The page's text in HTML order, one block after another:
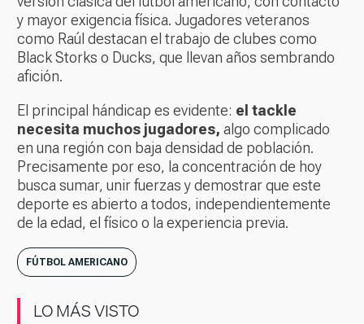
y mayor exigencia física. Jugadores veteranos
como Raúl destacan el trabajo de clubes como
Black Storks o Ducks, que llevan años sembrando
afición.
El principal hándicap es evidente: el tackle
necesita muchos jugadores, algo complicado
en una región con baja densidad de población.
Precisamente por eso, la concentración de hoy
busca sumar, unir fuerzas y demostrar que este
deporte es abierto a todos, independientemente
de la edad, el físico o la experiencia previa.
FÚTBOL AMERICANO
LO MÁS VISTO